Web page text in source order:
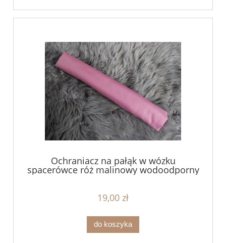
Ochraniacz na pałąk w wózku
spacerówce róż malinowy wodoodporny
19,00 zł
do koszyka